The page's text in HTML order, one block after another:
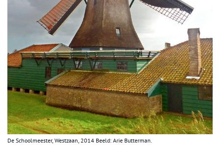
De Schoolmeester, Westzaan, 2014 Beeld: Arie Butterman.